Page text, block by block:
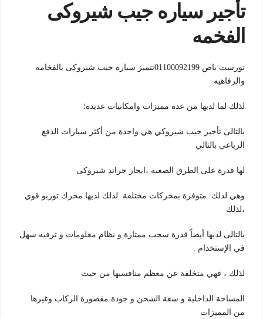
تأجير سياره جيب شيروكى
الفخمه
تورست باص 01100092199تتميز سياره جيب شيروكى بالفخامه
والرفاهيه
لذلك لما لديها من عده مميزات وامكانيات عديده؛
بالتالى تأجير جيب شيروكي هي واحدة من أكثر سيارات الدفع
الرباعي بالتالي
لها قدرة على الطرق الصعبه ،ايجار جراند شيروكى
وهي لذلك متوفرة بمحركات مختلفة لذلك لديها محرك توربو قوي
،لذلك
بالتالى لديها أيضاً قدرة سحب ممتازة و نظام معلومات و ترفيه سهل
في الإستخدام .
لذلك ، فهي متخلفة عن معظم منافسيها من حيث
المساحة الداخلية و سعة الشحن و جودة مقصورة الركاب وغيرها
من المميزات